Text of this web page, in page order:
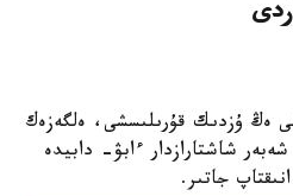
ەڭ ۇزدىك قۇرىلىسشى، ەلگەزەك
شاشتارازدار ءابۋ- دابيدە
جاتىر.